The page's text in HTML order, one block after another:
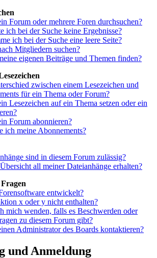
Forum oder mehrere Foren durchsuchen?
ich bei der Suche keine Ergebnisse?
ich bei der Suche eine leere Seite?
Mitgliedern suchen?
eigenen Beiträge und Themen finden?
zwischen einem Lesezeichen und
für ein Thema oder Forum?
Lesezeichen auf ein Thema setzen oder ein
Forum abonnieren?
ich meine Abonnements?
sind in diesem Forum zulässig?
all meiner Dateianhänge erhalten?
entwickelt?
x oder y nicht enthalten?
mich wenden, falls es Beschwerden oder
zu diesem Forum gibt?
Administrator des Boards kontaktieren?
und Anmeldung